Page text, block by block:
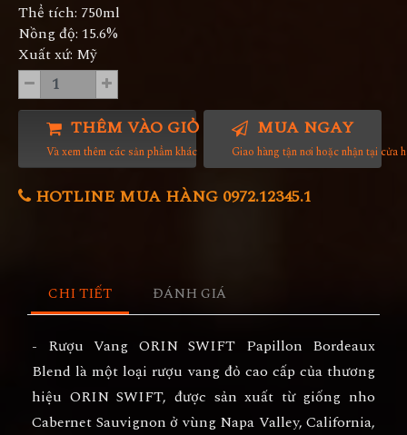
Thể tích: 750ml
Nồng độ: 15.6%
Xuất xứ: Mỹ
THÊM VÀO GIỎ HÀNG
Và xem thêm các sản phẩm khác
MUA NGAY
Giao hàng tận nơi hoặc nhận tại cửa
HOTLINE MUA HÀNG 0972.12345.1
CHI TIẾT ĐÁNH GIÁ
- Rượu Vang ORIN SWIFT Papillon Bordeaux
Blend là một loại rượu vang đỏ cao cấp của thương
hiệu ORIN SWIFT, được sản xuất từ giống nho
Cabernet Sauvignon ở vùng Napa Valley, California,